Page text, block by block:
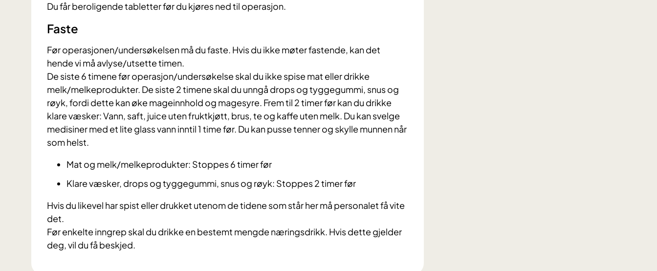
Du får beroligende tabletter før du kjøres ned til operasjon.
Faste
​Før operasjonen/undersøkelsen må du faste. Hvis du ikke møter fastende, kan det
hende vi må avlyse/utsette timen.
De siste 6 timene før operasjon/undersøkelse skal du ikke spise mat eller drikke
melk/melkeprodukter. De siste 2 timene skal du unngå drops og tyggegummi, snus og
røyk, fordi dette kan øke mageinnhold og magesyre. Frem til 2 timer før kan du drikke
klare væsker: Vann, saft, juice uten fruktkjøtt, brus, te og kaffe uten melk. Du kan svelge
medisiner med et lite glass vann inntil 1 time før. Du kan pusse tenner og skylle munnen når
som helst.
Mat og melk/melkeprodukter: Stoppes 6 timer før
Klare væsker, drops og tyggegummi, snus og røyk: Stoppes 2 timer før
Hvis du likevel har spist eller drukket utenom de tidene som står her må personalet få vite
det.
Før enkelte inngrep skal du drikke en bestemt mengde næringsdrikk. Hvis dette gjelder
deg, vil du få beskjed.